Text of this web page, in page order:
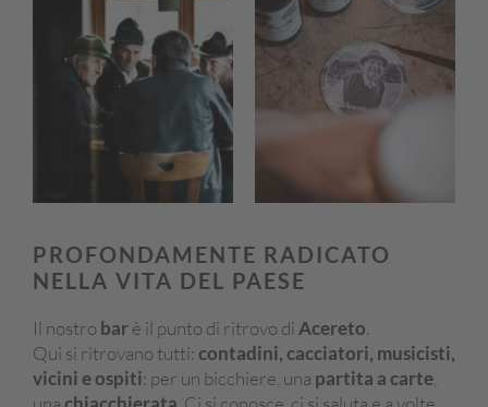
PROFONDAMENTE RADICATO
NELLA VITA DEL PAESE
Il nostro barè il punto di ritrovo di Acereto.
Qui si ritrovano tutti:contadini, cacciatori, musicisti,
vicini e ospiti: per un bicchiere, una partita a carte